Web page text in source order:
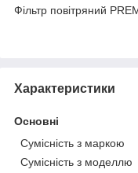
Фільтр повітряний
Характеристики
Основні
Сумісність з маркою
Сумісність з моделлю